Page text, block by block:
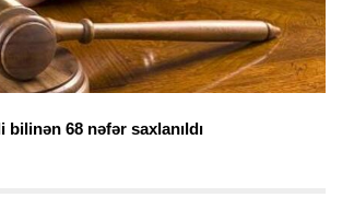
68 nəfər saxlanıldı